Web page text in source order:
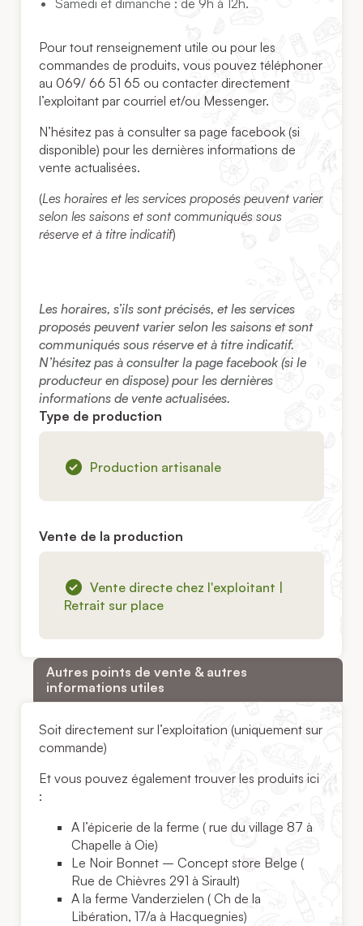
Pour tout renseignement utile ou pour les
commandes de produits, vous pouvez téléphoner
au 069/ 66 51 65 ou contacter directement
l’exploitant par courriel et/ou Messenger.
N’hésitez pas à consulter sa page facebook (si
disponible) pour les dernières informations de
vente actualisées.
(Les horaires et les services proposés peuvent varier
selon les saisons et sont communiqués sous
réserve et à titre indicatif)
Les horaires, s’ils sont précisés, et les services
proposés peuvent varier selon les saisons et sont
communiqués sous réserve et à titre indicatif.
N’hésitez pas à consulter la page facebook (si le
producteur en dispose) pour les dernières
informations de vente actualisées.
Type de production
Production artisanale
Vente de la production
Vente directe chez l'exploitant |
Retrait sur place
Autres points de vente & autres
informations utiles
Soit directement sur l’exploitation (uniquement sur
commande)
Et vous pouvez également trouver les produits ici
:
A l’épicerie de la ferme ( rue du village 87 à
Chapelle à Oie)
Le Noir Bonnet – Concept store Belge (
Rue de Chièvres 291 à Sirault)
A la ferme Vanderzielen ( Ch de la
Libération, 17/a à Hacquegnies)